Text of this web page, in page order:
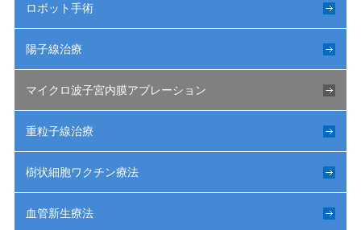
ロボット手術
陽子線治療
マイクロ波子宮内膜アブレーション
重粒子線治療
樹状細胞ワクチン療法
血管新生療法